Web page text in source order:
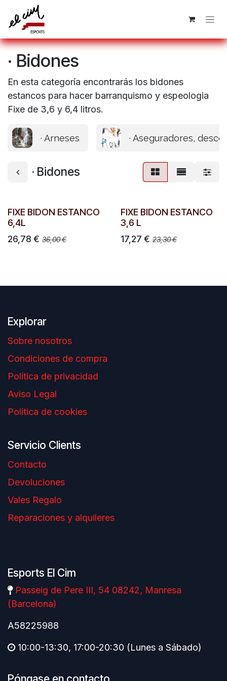
Ir al contenido
· Bidones
En esta categoría encontrarás los bidones
estancos para hacer barranquismo y espeologia
Fixe de 3,6 y 6,4 litros.
· Arneses · Aseguradores,
· Bidones
FIXE BIDON ESTANCO
6,4L
26,78 € 36,00€
FIXE BIDON ESTANCO
3,6 L
17,27 € 23,30€
Explorar
Sobre nosotros
Condiciones de compra
Política de privacidad
Aviso Legal
Política de cookies
Servicio Clients
Contacto
Devoluciones
Vales Regalo
Reparaciones y alquileres
Esports El Cim
Passeig de Pere III, 54 08242, Manresa
(Barcelona)
A58225988
10:00-13:30, 17:00-20:30 (Lunes a Sábado)